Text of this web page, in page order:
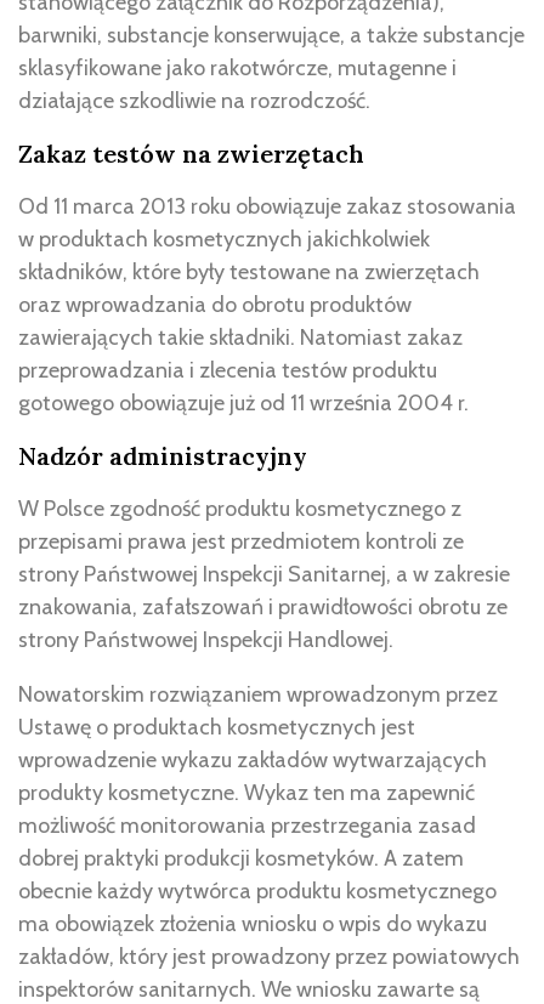
barwniki, substancje konserwujące, a także substancje
sklasyfikowane jako rakotwórcze, mutagenne i
działające szkodliwie na rozrodczość.
Zakaz testów na zwierzętach
Od 11 marca 2013 roku obowiązuje zakaz stosowania
w produktach kosmetycznych jakichkolwiek
składników, które były testowane na zwierzętach
oraz wprowadzania do obrotu produktów
zawierających takie składniki. Natomiast zakaz
przeprowadzania i zlecenia testów produktu
gotowego obowiązuje już od 11 września 2004 r.
Nadzór administracyjny
W Polsce zgodność produktu kosmetycznego z
przepisami prawa jest przedmiotem kontroli ze
strony Państwowej Inspekcji Sanitarnej, a w zakresie
znakowania, zafałszowań i prawidłowości obrotu ze
strony Państwowej Inspekcji Handlowej.
Nowatorskim rozwiązaniem wprowadzonym przez
Ustawę o produktach kosmetycznych jest
wprowadzenie wykazu zakładów wytwarzających
produkty kosmetyczne. Wykaz ten ma zapewnić
możliwość monitorowania przestrzegania zasad
dobrej praktyki produkcji kosmetyków. A zatem
obecnie każdy wytwórca produktu kosmetycznego
ma obowiązek złożenia wniosku o wpis do wykazu
zakładów, który jest prowadzony przez powiatowych
inspektorów sanitarnych. We wniosku zawarte są